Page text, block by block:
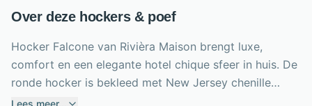
Over deze hockers & poef
Hocker Falcone van Rivièra Maison brengt luxe,
comfort en een elegante hotel chique sfeer in huis. De
ronde hocker is bekleed met New Jersey chenille
jacquard in de frisse kleur Glossy Flax, een zachte
Lees meer...